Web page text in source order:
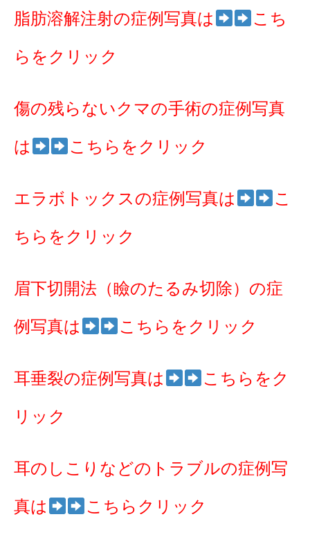
脂肪溶解注射の症例写真は こち
らをクリック
傷の残らないクマの手術の症例写真
は こちらをクリック
エラボトックスの症例写真は こ
ちらをクリック
眉下切開法（瞼のたるみ切除）の症
例写真は こちらをクリック
耳垂裂の症例写真は こちらをク
リック
耳のしこりなどのトラブルの症例写
真は こちらクリック